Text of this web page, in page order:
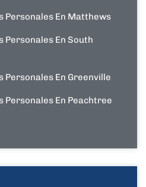
Personales En Matthews
Personales En South
Personales En Greenville
Personales En Peachtree